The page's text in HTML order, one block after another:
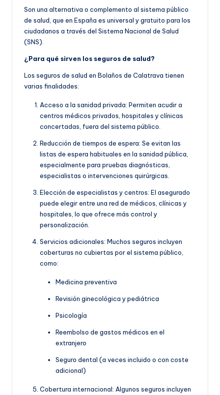
Son una alternativa o complemento al sistema público
de salud, que en España es universal y gratuito para los
ciudadanos a través del Sistema Nacional de Salud
(SNS).
¿Para qué sirven los seguros de salud?
Los seguros de salud en Bolaños de Calatrava tienen
varias finalidades:
Acceso a la sanidad privada: Permiten acudir a
centros médicos privados, hospitales y clínicas
concertadas, fuera del sistema público.
Reducción de tiempos de espera: Se evitan las
listas de espera habituales en la sanidad pública,
especialmente para pruebas diagnósticas,
especialistas o intervenciones quirúrgicas.
Elección de especialistas y centros: El asegurado
puede elegir entre una red de médicos, clínicas y
hospitales, lo que ofrece más control y
personalización.
Servicios adicionales: Muchos seguros incluyen
coberturas no cubiertas por el sistema público,
como:
Medicina preventiva
Revisión ginecológica y pediátrica
Psicología
Reembolso de gastos médicos en el
extranjero
Seguro dental (a veces incluido o con coste
adicional)
Cobertura internacional: Algunos seguros incluyen